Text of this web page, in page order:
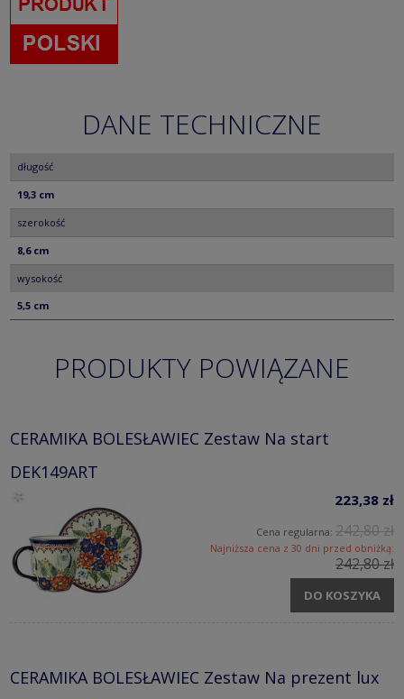
DANE TECHNICZNE
długość
19,3 cm
szerokość
8,6 cm
wysokość
5,5 cm
PRODUKTY POWIĄZANE
CERAMIKA BOLESŁAWIEC Zestaw Na start
DEK149ART
223,38 zł
Cena regularna: 242,80 zł
Najniższa cena z 30 dni przed obniżką:
242,80 zł
DO KOSZYKA
CERAMIKA BOLESŁAWIEC Zestaw Na prezent lux